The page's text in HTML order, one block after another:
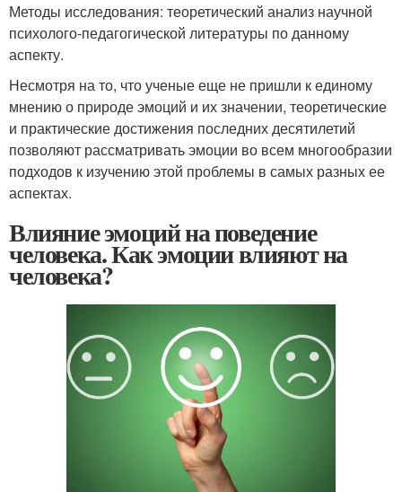
Методы исследования: теоретический анализ научной
психолого-педагогической литературы по данному
аспекту.
Несмотря на то, что ученые еще не пришли к единому
мнению о природе эмоций и их значении, теоретические
и практические достижения последних десятилетий
позволяют рассматривать эмоции во всем многообразии
подходов к изучению этой проблемы в самых разных ее
аспектах.
Влияние эмоций на поведение
человека. Как эмоции влияют на
человека?